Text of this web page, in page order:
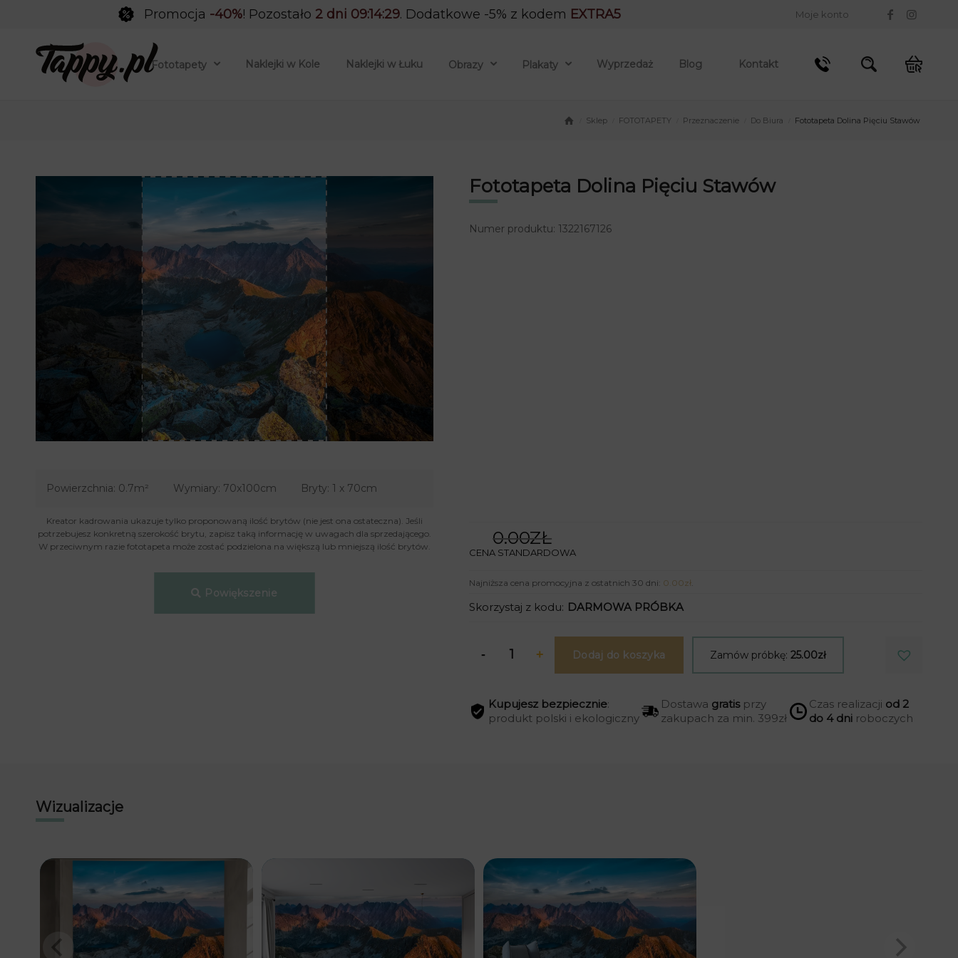
Moje konto
Promocja -40%! Pozostało 2 dni 09:14:28. Dodatkowe -5% z kodem EXTRA5
Fototapety Naklejki w Kole Naklejki w Łuku Obrazy Plakaty Wyprzedaż Blog Kontakt
Sklep FOTOTAPETY Przeznaczenie Do Biura Fototapeta Dolina Pięciu Stawów
Powierzchnia: 0.7m² Wymiary: 70x100cm Bryty: 1 x 70cm
Kreator kadrowania ukazuje tylko proponowaną ilość brytów (nie jest ona ostateczna). Jeśli
potrzebujesz konkretną szerokość brytu, zapisz taką informację w uwagach dla sprzedającego.
W przeciwnym razie fototapeta może zostać podzielona na większą lub mniejszą ilość brytów.
Powiększenie
Fototapeta Dolina Pięciu Stawów
Numer produktu: 1322167126
0.00ZŁ
CENA STANDARDOWA
Najniższa cena promocyjna z ostatnich 30 dni: 0.00zł.
Skorzystaj z kodu: DARMOWA PRÓBKA
Dodaj do koszyka Zamów próbkę:25.00zł
Kupujesz bezpiecznie:
produkt polski i ekologiczny
Dostawa gratisprzy
zakupach za min. 399zł
Czas realizacji od 2
do 4 dni roboczych
Wizualizacje